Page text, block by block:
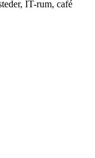
IT-rum, café